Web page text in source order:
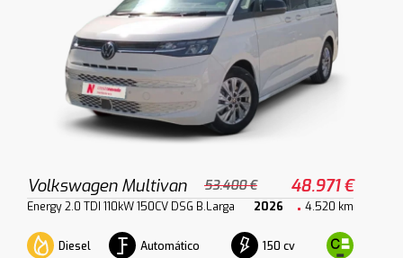
Volkswagen Multivan 53.400 € 48.971 €
Energy 2.0 TDI 110kW 150CV DSG B.Larga 2026 4.520 km
Diesel Automático 150 cv